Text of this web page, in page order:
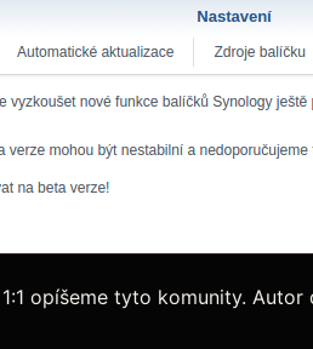
opíšeme tyto komunity.